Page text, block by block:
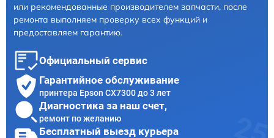
или рекомендованные производителем запчасти, после
ремонта выполняем проверку всех функций и
предоставляем гарантию.
Официальный сервис
Гарантийное обслуживание
принтера Epson CX7300 до 3 лет
Диагностика за наш счет,
ремонт по желанию
Бесплатный выезд курьера